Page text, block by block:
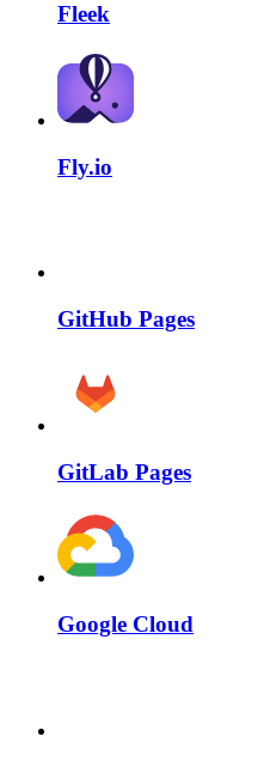
Fleek
Fly.io
GitHub Pages
GitLab Pages
Google Cloud